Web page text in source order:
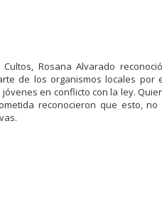
Rosana Alvarado
de los organismos locales por
en conflicto con la ley.
reconocieron que esto, no